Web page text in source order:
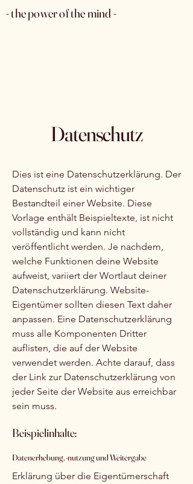
- the power of the mind -
Datenschutz
Dies ist eine Datenschutzerklärung. Der
Datenschutz ist ein wichtiger
Bestandteil einer Website. Diese
Vorlage enthält Beispieltexte, ist nicht
vollständig und kann nicht
veröffentlicht werden. Je nachdem,
welche Funktionen deine Website
aufweist, variiert der Wortlaut deiner
Datenschutzerklärung. Website-
Eigentümer sollten diesen Text daher
anpassen. Eine Datenschutzerklärung
muss alle Komponenten Dritter
auflisten, die auf der Website
verwendet werden. Achte darauf, dass
der Link zur Datenschutzerklärung von
jeder Seite der Website aus erreichbar
sein muss.
Beispielinhalte:
Datenerhebung, -nutzung und Weitergabe
Erklärung über die Eigentümerschaft